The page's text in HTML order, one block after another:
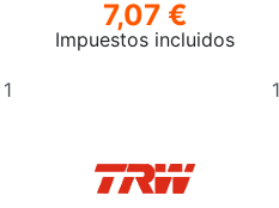
7,07 €
Impuestos incluidos